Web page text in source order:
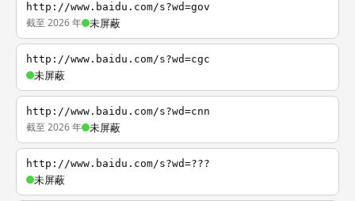
http://www.baidu.com/s?wd=gov
截至 2026 年 未屏蔽
http://www.baidu.com/s?wd=cgc
未屏蔽
http://www.baidu.com/s?wd=cnn
截至 2026 年 未屏蔽
http://www.baidu.com/s?wd=???
未屏蔽